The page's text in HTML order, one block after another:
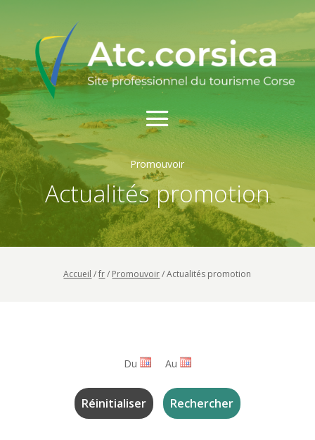
Promouvoir
Actualités promotion
Accueil /fr/ Promouvoir/Actualités promotion
Du Au